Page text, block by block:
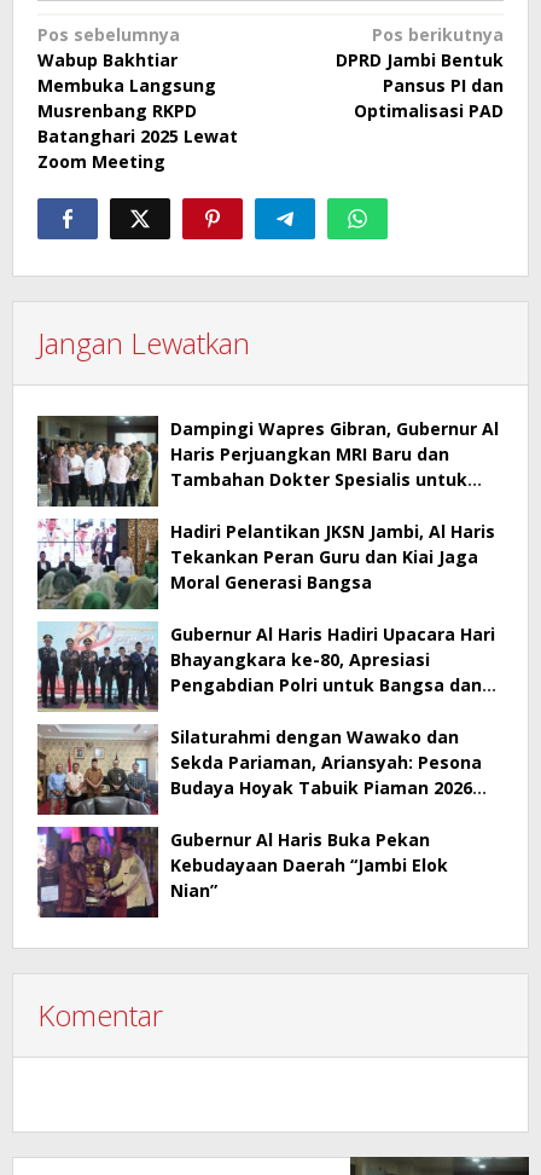
Navigasi
pos
Pos sebelumnya
Wabup Bakhtiar
Membuka Langsung
Musrenbang RKPD
Batanghari 2025 Lewat
Zoom Meeting
Pos berikutnya
DPRD Jambi Bentuk
Pansus PI dan
Optimalisasi PAD
Jangan Lewatkan
Dampingi Wapres Gibran, Gubernur Al
Haris Perjuangkan MRI Baru dan
Tambahan Dokter Spesialis untuk
Hadiri Pelantikan JKSN Jambi, Al Haris
Tekankan Peran Guru dan Kiai Jaga
Moral Generasi Bangsa
Gubernur Al Haris Hadiri Upacara Hari
Bhayangkara ke-80, Apresiasi
Pengabdian Polri untuk Bangsa dan
Silaturahmi dengan Wawako dan
Sekda Pariaman, Ariansyah: Pesona
Budaya Hoyak Tabuik Piaman 2026
Gubernur Al Haris Buka Pekan
Kebudayaan Daerah “Jambi Elok
Nian”
Komentar